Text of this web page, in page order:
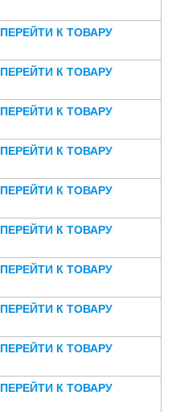
ПЕРЕЙТИ К ТОВАРУ
ПЕРЕЙТИ К ТОВАРУ
ПЕРЕЙТИ К ТОВАРУ
ПЕРЕЙТИ К ТОВАРУ
ПЕРЕЙТИ К ТОВАРУ
ПЕРЕЙТИ К ТОВАРУ
ПЕРЕЙТИ К ТОВАРУ
ПЕРЕЙТИ К ТОВАРУ
ПЕРЕЙТИ К ТОВАРУ
ПЕРЕЙТИ К ТОВАРУ